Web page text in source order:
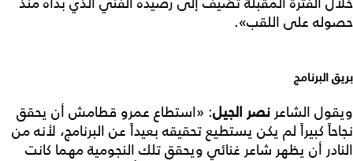
حصوله على اللقب».
بريق البرنامج
ويقول الشاعر نصر الجيل: «استطاع عمرو قطامش أن يحقق
نجاحاً كبيراً لم يكن يستطيع تحقيقه بعيداً عن البرنامج، لأنه من
النادر أن يظهر شاعر غنائي ويحقق تلك النجومية مهما كانت